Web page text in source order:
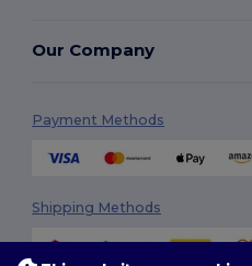
Our Company
Payment Methods
Shipping Methods